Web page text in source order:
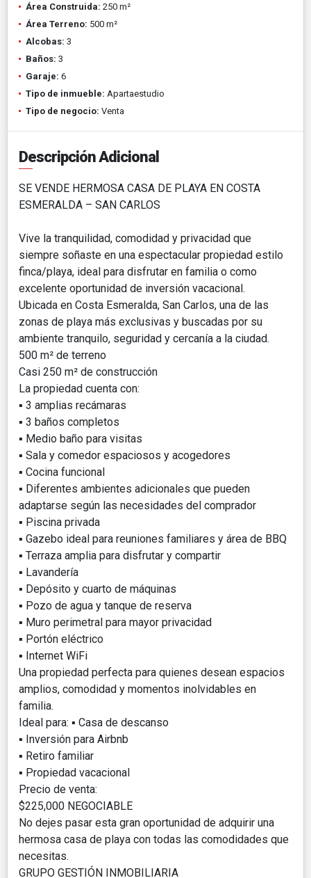
Área Construida: 250 m²
Área Terreno: 500 m²
Alcobas: 3
Baños: 3
Garaje: 6
Tipo de inmueble: Apartaestudio
Tipo de negocio: Venta
Descripción Adicional
SE VENDE HERMOSA CASA DE PLAYA EN COSTA
ESMERALDA – SAN CARLOS
Vive la tranquilidad, comodidad y privacidad que
siempre soñaste en una espectacular propiedad estilo
finca/playa, ideal para disfrutar en familia o como
excelente oportunidad de inversión vacacional.
Ubicada en Costa Esmeralda, San Carlos, una de las
zonas de playa más exclusivas y buscadas por su
ambiente tranquilo, seguridad y cercanía a la ciudad.
500 m² de terreno
Casi 250 m² de construcción
La propiedad cuenta con:
▪️ 3 amplias recámaras
▪️ 3 baños completos
▪️ Medio baño para visitas
▪️ Sala y comedor espaciosos y acogedores
▪️ Cocina funcional
▪️ Diferentes ambientes adicionales que pueden
adaptarse según las necesidades del comprador
▪️ Piscina privada
▪️ Gazebo ideal para reuniones familiares y área de BBQ
▪️ Terraza amplia para disfrutar y compartir
▪️ Lavandería
▪️ Depósito y cuarto de máquinas
▪️ Pozo de agua y tanque de reserva
▪️ Muro perimetral para mayor privacidad
▪️ Portón eléctrico
▪️ Internet WiFi
Una propiedad perfecta para quienes desean espacios
amplios, comodidad y momentos inolvidables en
familia.
Ideal para: ▪️ Casa de descanso
▪️ Inversión para Airbnb
▪️ Retiro familiar
▪️ Propiedad vacacional
Precio de venta:
$225,000 NEGOCIABLE
No dejes pasar esta gran oportunidad de adquirir una
hermosa casa de playa con todas las comodidades que
necesitas.
GRUPO GESTIÓN INMOBILIARIA